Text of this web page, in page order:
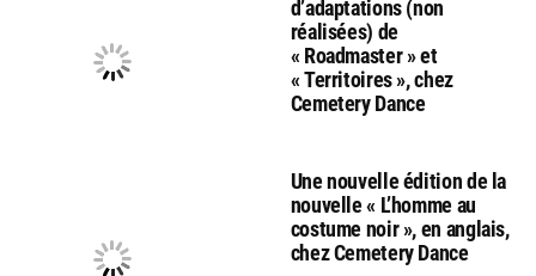
d’adaptations (non
réalisées) de
« Roadmaster » et
« Territoires », chez
Cemetery Dance
Une nouvelle édition de la
nouvelle « L’homme au
costume noir », en anglais,
chez Cemetery Dance